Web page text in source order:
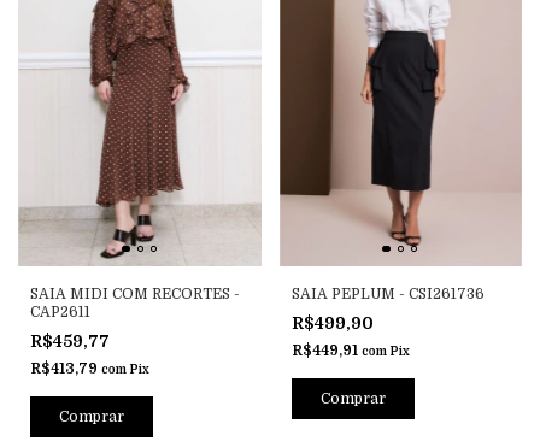
SAIA MIDI COM RECORTES -
CAP2611
R$459,77
R$413,79 com Pix
Comprar
SAIA PEPLUM - CSI261736
R$499,90
R$449,91 com Pix
Comprar